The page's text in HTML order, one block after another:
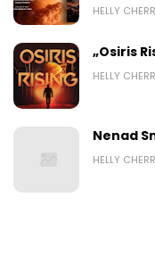
HELLY
„Osiris
HELLY
Nenad
HELLY